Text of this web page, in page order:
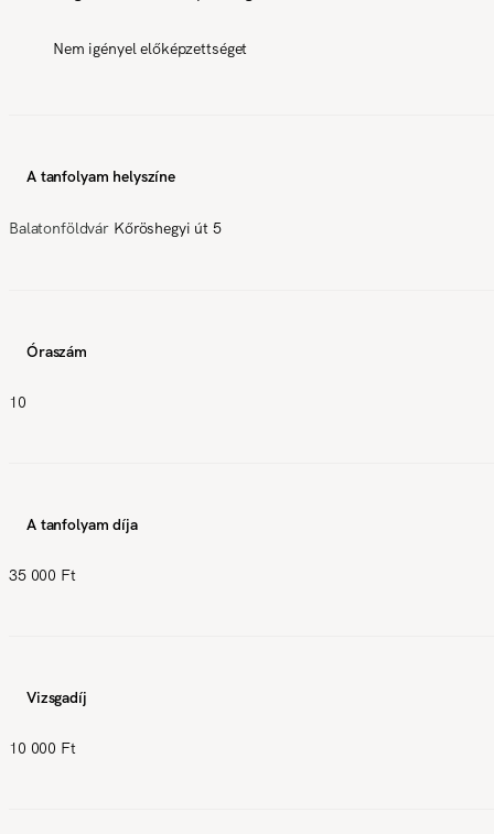
Nem igényel előképzettséget
A tanfolyam helyszíne
Balatonföldvár Kőröshegyi út 5
Óraszám
10
A tanfolyam díja
35 000 Ft
Vizsgadíj
10 000 Ft